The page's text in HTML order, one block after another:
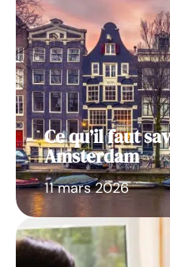
Ce qu’il faut
Amsterdam
11 mars 2026